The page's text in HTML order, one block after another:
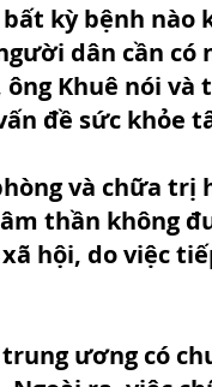
kỳ bệnh nào
dân cần có
Khuê nói và
đề sức khỏe
và chữa trị
thần không
hội, do việc
ương có